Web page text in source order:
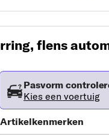
flens
Pasvorm
Kies een voertuig
Artikelkenmerken